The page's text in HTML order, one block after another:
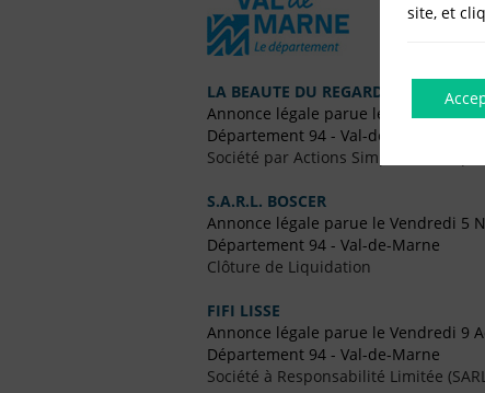
LA BEAUTE DU REGARD PARIS
Annonce légale parue le Mardi 10
Département 94 - Val-de-Marne
Société par Actions Simplifiées
S.A.R.L. BOSCER
Annonce légale parue le Vendredi 5
Département 94 - Val-de-Marne
Clôture de Liquidation
FIFI LISSE
Annonce légale parue le Vendredi 9
Département 94 - Val-de-Marne
Société à Responsabilité Limitée
site, et